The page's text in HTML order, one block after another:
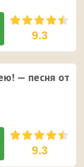
9.3
— песня от
9.3